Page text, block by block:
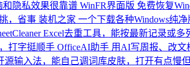
和隐私效果很靠谱 WinFR界面版 免费恢复
，省事 装机之家 一个下载各种Windows纯
Excel去重工具，能按最新记录或
打字挺顺手 OfficeAI助手 用AI写周报、改文
源输入法，能自己调词库皮肤，打开有点慢